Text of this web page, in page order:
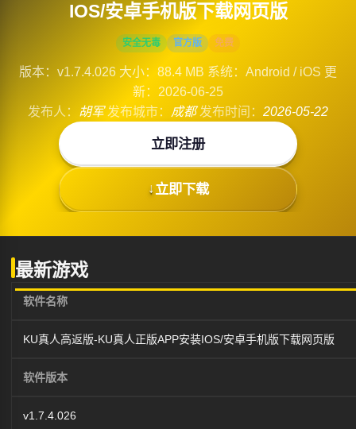
IOS/安卓手机版下载网页版
安全无毒 官方版 免费
版本：v1.7.4.026 大小：88.4 MB 系统：Android / iOS 更
新：2026-06-25
发布人：
胡军 发布城市： 成都 发布时间： 2026-05-22
立即注册
立即下载
最新游戏
软件名称
KU真人高返版-KU真人正版APP安装IOS/安卓手机版下载网页版
软件版本
v1.7.4.026